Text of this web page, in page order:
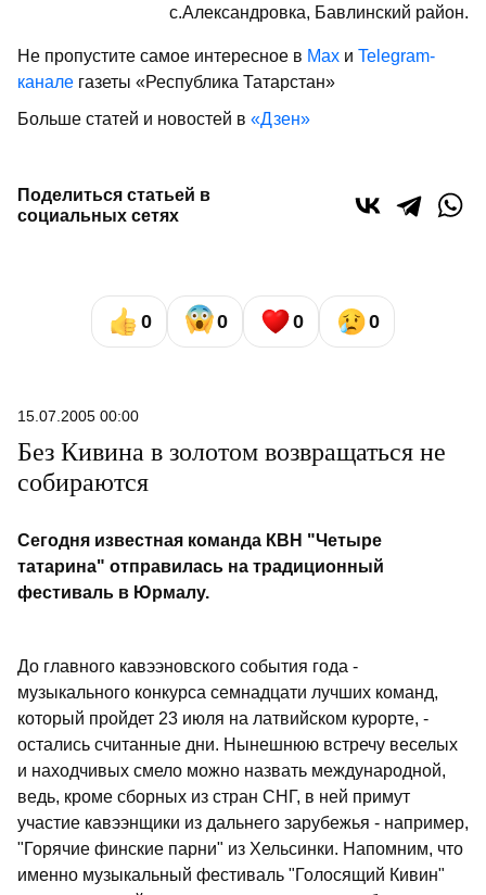
с.Александровка, Бавлинский район.
Не пропустите самое интересное в Max и Telegram-
канале газеты «Республика Татарстан»
Больше статей и новостей в «Дзен»
Поделиться статьей в
социальных сетях
0 0 0 0
15.07.2005 00:00
Без Кивина в золотом возвращаться не
собираются
Сегодня известная команда КВН "Четыре
татарина" отправилась на традиционный
фестиваль в Юрмалу.
До главного кавээновского события года -
музыкального конкурса семнадцати лучших команд,
который пройдет 23 июля на латвийском курорте, -
остались считанные дни. Нынешнюю встречу веселых
и находчивых смело можно назвать международной,
ведь, кроме сборных из стран СНГ, в ней примут
участие кавээнщики из дальнего зарубежья - например,
"Горячие финские парни" из Хельсинки. Напомним, что
именно музыкальный фестиваль "Голосящий Кивин"